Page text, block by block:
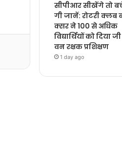
सीपीआर सीखेंगे तो
गी जानें: रोटरी क्लब
क्सर ने 100 से अधिक
विद्यार्थियों को दिया जी
वन रक्षक प्रशिक्षण
1 day ago